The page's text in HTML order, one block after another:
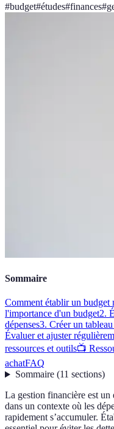
#budget#études#finances#
Sommaire
Comment établir un budget
l'importance d'un budget2.
dépenses3. Créer un
Évaluer et ajuster
ressources et outils📺
achatFAQ
Sommaire(11 sections)
La gestion financière est un
dans un contexte où les
rapidement s’accumuler.